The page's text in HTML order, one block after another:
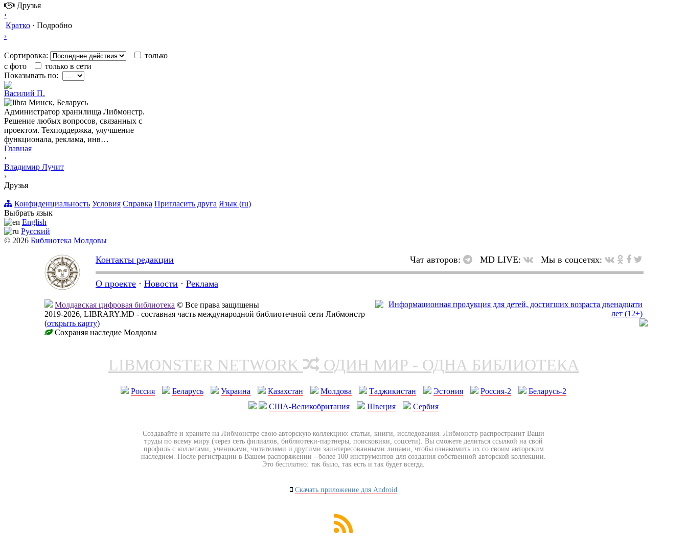
Друзья
‹
Кратко · Подробно
›
Сортировка:
только
с фото
только в сети
Показывать по:
Вacилий П.
Минск, Беларусь
Администратор хранилища Либмонстр.
Решение любых вопросов, связанных с
проектом. Техподдержка, улучшение
функционала, реклама, инв…
Главная
›
Владимир Лучит
›
Друзья
Конфиденциальность Условия Справка Пригласить друга Язык (ru)
Выбрать язык
English
Русский
© 2026 Библиотека Молдовы
Контакты редакции Чат авторов: MD LIVE: Мы в соцсетях:
О проекте · Новости · Реклама
Молдавская цифровая библиотека © Все права защищены
2019-2026, LIBRARY.MD - составная часть международной библиотечной сети Либмонстр
(открыть карту)
Сохраняя наследие Молдовы
LIBMONSTER NETWORK ОДИН МИР - ОДНА БИБЛИОТЕКА
Россия Беларусь Украина Казахстан Молдова Таджикистан Эстония Россия-2
Беларусь-2
США-Великобритания
Швеция Сербия
Создавайте и храните на Либмонстре свою авторскую коллекцию: статьи, книги, исследования. Либмонстр распространит Ваши
труды по всему миру (через сеть филиалов, библиотеки-партнеры, поисковики, соцсети). Вы сможете делиться ссылкой на свой
профиль с коллегами, учениками, читателями и другими заинтересованными лицами, чтобы ознакомить их со своим авторским
наследием. После регистрации в Вашем распоряжении - более 100 инструментов для создания собственной авторской коллекции.
Это бесплатно: так было, так есть и так будет всегда.
Скачать приложение для Android